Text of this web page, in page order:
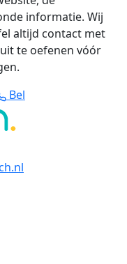
informatie. Wij
altijd contact met
te oefenen vóór
Bel